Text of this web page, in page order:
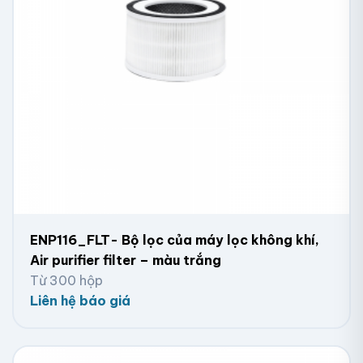
ENP116_FLT- Bộ lọc của máy lọc không khí,
Air purifier filter – màu trắng
Từ 300 hộp
Liên hệ báo giá